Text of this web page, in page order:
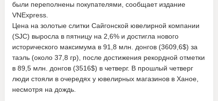
были переполнены покупателями, сообщает издание
VNExpress.
Цена на золотые слитки Сайгонской ювелирной компании
(SJC) выросла в пятницу на 2,6% и достигла нового
исторического максимума в 91,8 млн. донгов (3609,6$) за
таэль (около 37,8 гр), после достижения рекордной отметки
в 89,5 млн. донгов (3516$) в четверг. В прошлый четверг
люди стояли в очередях у ювелирных магазинов в Ханое,
несмотря на дождь.